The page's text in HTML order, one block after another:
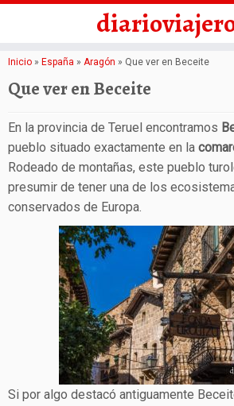
Saltar
contenido
Inicio » España » Aragón » Que ver en Beceite
Que ver en Beceite
En la provincia de Teruel encontramos
pueblo situado exactamente en la
Rodeado de montañas, este pueblo
presumir de tener una de los
conservados de Europa.
Si por algo destacó antiguamente